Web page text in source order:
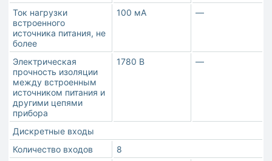
Ток нагрузки
встроенного
источника питания, не
более
100 мА —
Электрическая
прочность изоляции
между встроенным
источником питания и
другими цепями
прибора
1780 В —
Дискретные входы
Количество входов
8